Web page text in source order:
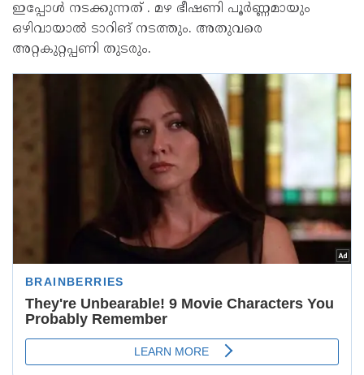
ഇപ്പോൾ നടക്കുന്നത് . മഴ ഭീഷണി പൂർണ്ണമായും
ഒഴിവായാൽ ടാറിങ് നടത്തും. അതുവരെ
അറ്റകുറ്റപ്പണി തുടരും.